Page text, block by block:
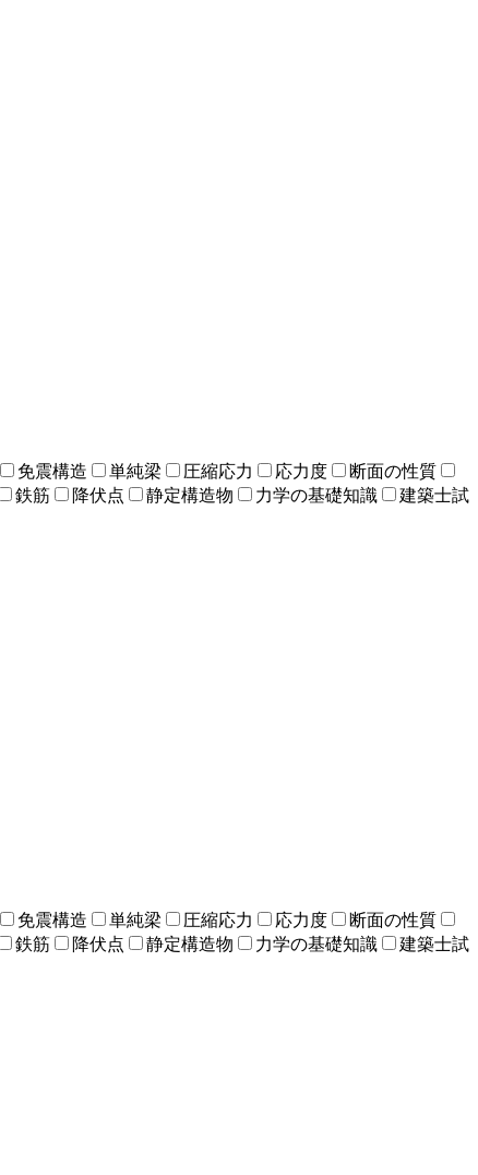
免震構造 単純梁 圧縮応力 応力度
断面の性質
鉄筋 降伏点 静定構造物 力学の基礎知識
建築士試
免震構造 単純梁 圧縮応力 応力度
断面の性質
鉄筋 降伏点 静定構造物 力学の基礎知識
建築士試